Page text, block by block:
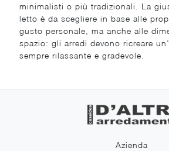
minimalisti o più tradizionali. La
letto è da scegliere in base alle
gusto personale, ma anche alle
spazio: gli arredi devono ricreare
sempre rilassante e gradevole.
Azienda